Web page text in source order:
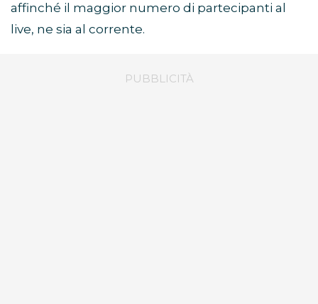
affinché il maggior numero di partecipanti al
live, ne sia al corrente.